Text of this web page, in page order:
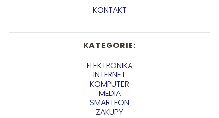
KONTAKT
KATEGORIE:
ELEKTRONIKA
INTERNET
KOMPUTER
MEDIA
SMARTFON
ZAKUPY